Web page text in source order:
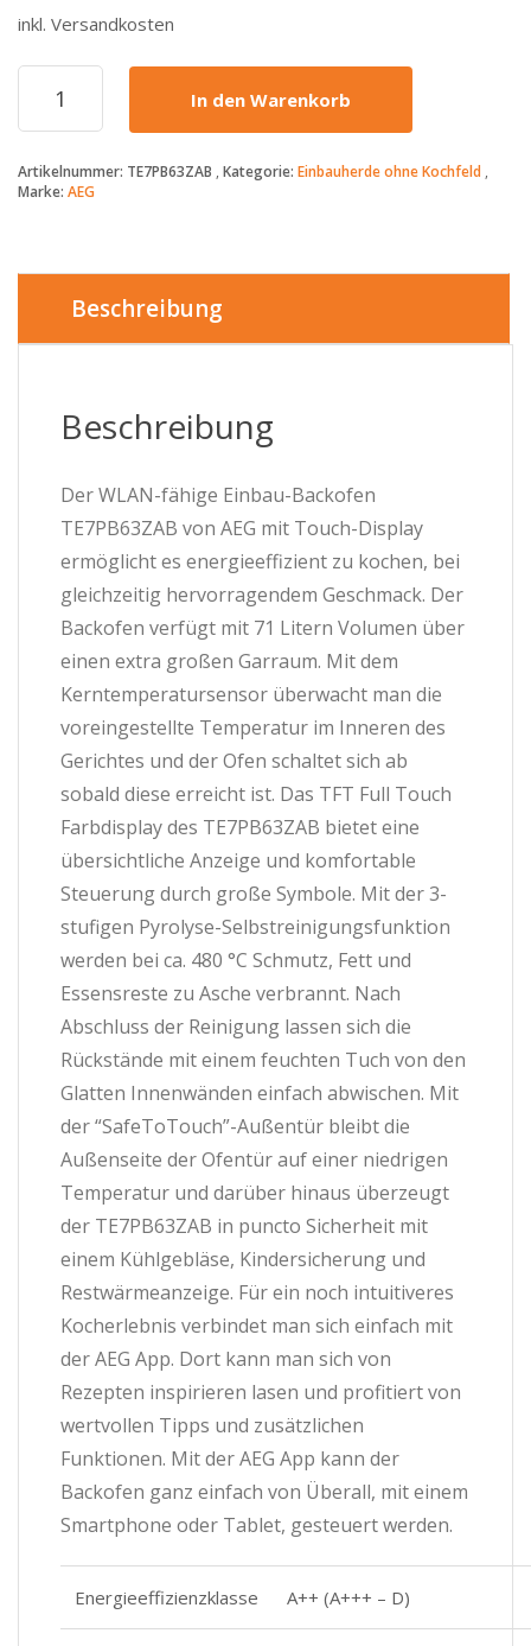
inkl. Versandkosten
AEG
573€
Einbau-
Backofen
Menge
In den Warenkorb
Artikelnummer: TE7PB63ZAB Kategorie: Einbauherde ohne Kochfeld
Marke: AEG
Beschreibung
Beschreibung
Der WLAN-fähige Einbau-Backofen
TE7PB63ZAB von AEG mit Touch-Display
ermöglicht es energieeffizient zu kochen, bei
gleichzeitig hervorragendem Geschmack. Der
Backofen verfügt mit 71 Litern Volumen über
einen extra großen Garraum. Mit dem
Kerntemperatursensor überwacht man die
voreingestellte Temperatur im Inneren des
Gerichtes und der Ofen schaltet sich ab
sobald diese erreicht ist. Das TFT Full Touch
Farbdisplay des TE7PB63ZAB bietet eine
übersichtliche Anzeige und komfortable
Steuerung durch große Symbole. Mit der 3-
stufigen Pyrolyse-Selbstreinigungsfunktion
werden bei ca. 480 °C Schmutz, Fett und
Essensreste zu Asche verbrannt. Nach
Abschluss der Reinigung lassen sich die
Rückstände mit einem feuchten Tuch von den
Glatten Innenwänden einfach abwischen. Mit
der “SafeToTouch”-Außentür bleibt die
Außenseite der Ofentür auf einer niedrigen
Temperatur und darüber hinaus überzeugt
der TE7PB63ZAB in puncto Sicherheit mit
einem Kühlgebläse, Kindersicherung und
Restwärmeanzeige. Für ein noch intuitiveres
Kocherlebnis verbindet man sich einfach mit
der AEG App. Dort kann man sich von
Rezepten inspirieren lasen und profitiert von
wertvollen Tipps und zusätzlichen
Funktionen. Mit der AEG App kann der
Backofen ganz einfach von Überall, mit einem
Smartphone oder Tablet, gesteuert werden.
Energieeffizienzklasse A++ (A+++ – D)